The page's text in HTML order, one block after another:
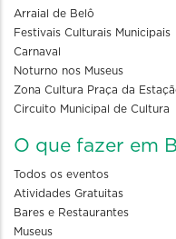
Arraial de Belô
Festivais Culturais Municipais
Carnaval
Noturno nos Museus
Zona Cultura Praça da
Circuito Municipal de Cultura
O que fazer em
Todos os eventos
Atividades Gratuitas
Bares e Restaurantes
Museus